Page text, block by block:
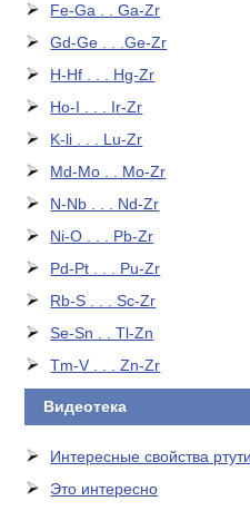
Fe-Ga . . Ga-Zr
Gd-Ge . . .Ge-Zr
H-Hf . . . Hg-Zr
Ho-I . . . Ir-Zr
K-li . . . Lu-Zr
Md-Mo . . Mo-Zr
N-Nb . . . Nd-Zr
Ni-O . . . Pb-Zr
Pd-Pt . . . Pu-Zr
Rb-S . . . Sc-Zr
Se-Sn . . Tl-Zn
Tm-V . . . Zn-Zr
Видеотека
Интересные свойства
Это интересно